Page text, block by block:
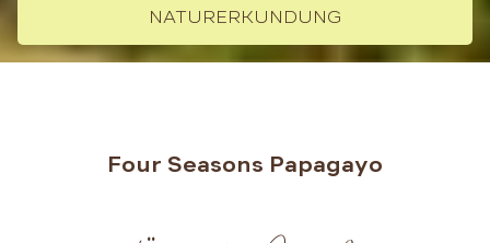
NATURERKUNDUNG
Four Seasons Papagayo